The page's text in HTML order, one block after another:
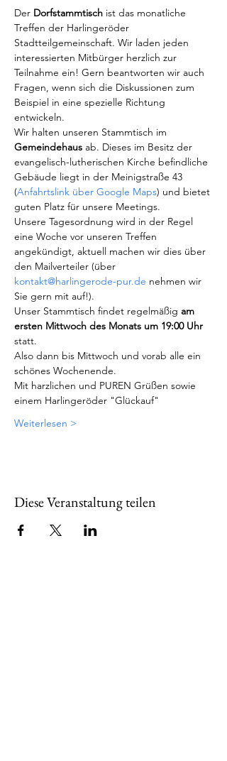
Der Dorfstammtisch ist das monatliche
Treffen der Harlingeröder
Stadtteilgemeinschaft. Wir laden jeden
interessierten Mitbürger herzlich zur
Teilnahme ein! Gern beantworten wir auch
Fragen, wenn sich die Diskussionen zum
Beispiel in eine spezielle Richtung
entwickeln.
Wir halten unseren Stammtisch im
Gemeindehaus ab. Dieses im Besitz der
evangelisch-lutherischen Kirche befindliche
Gebäude liegt in der Meinigstraße 43
(Anfahrtslink über Google Maps) und bietet
guten Platz für unsere Meetings.
Unsere Tagesordnung wird in der Regel
eine Woche vor unseren Treffen
angekündigt, aktuell machen wir dies über
den Mailverteiler (über
kontakt@harlingerode-pur.de nehmen wir
Sie gern mit auf!).
Unser Stammtisch findet regelmäßig am
ersten Mittwoch des Monats um 19:00 Uhr
statt.
Also dann bis Mittwoch und vorab alle ein
schönes Wochenende.
Mit harzlichen und PUREN Grüßen sowie
einem Harlingeröder "Glückauf"
Weiterlesen >
Diese Veranstaltung teilen